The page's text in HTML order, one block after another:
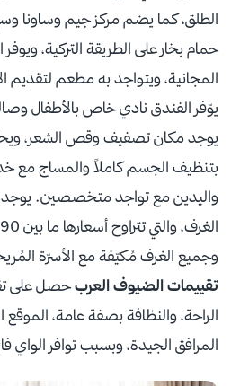
الطلق، كما يضم مركز جيم وساونا
حمام بخار على الطريقة التركية،
المجانية، ويتواجد به مطعم لتقديم
يوّفر الفندق نادي خاص بالأطفال وصالة
يوجد مكان تصفيف وقص الشعر،
بتنظيف الجسم كاملاً والمساج مع
وجميع الغرف مُكيّفة مع الأسرّة
تقييمات الضيوف العربحصل على
الراحة، والنظافة بصفة عامة، الموقع
المرافق الجيدة، وبسبب توافر الواي